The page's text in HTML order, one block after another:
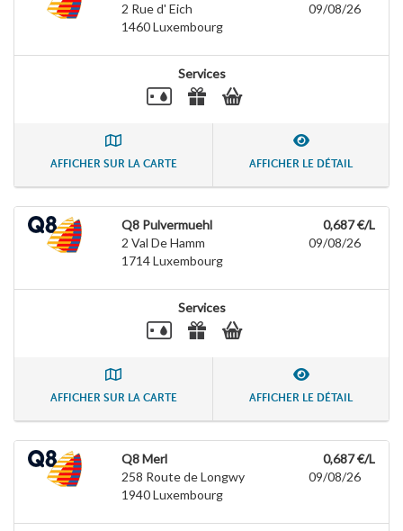
2 Rue d' Eich
1460Luxembourg
09/08/26
Services
AFFICHER SUR LA CARTE AFFICHER LE DÉTAIL
Q8 Pulvermuehl
2 Val De Hamm
1714Luxembourg
0,687 €/L
09/08/26
Services
AFFICHER SUR LA CARTE AFFICHER LE DÉTAIL
Q8 Merl
258 Route de Longwy
1940Luxembourg
0,687 €/L
09/08/26